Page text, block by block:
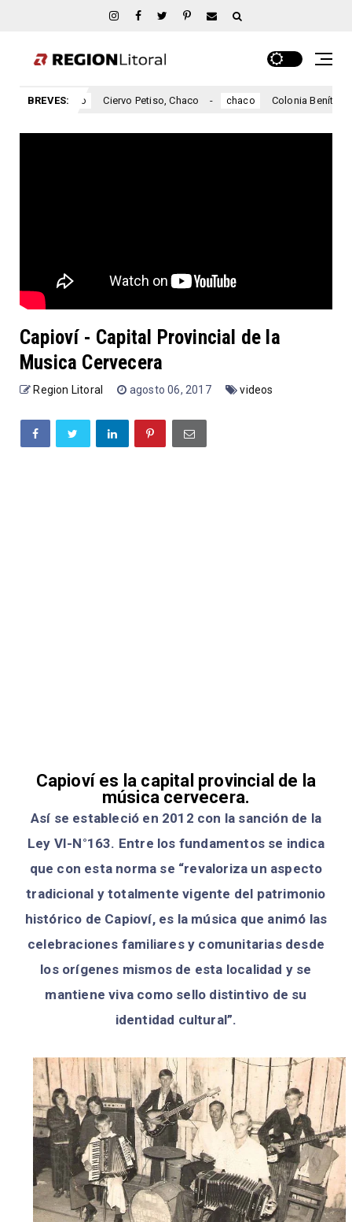
BREVES:
Ciervo Petiso, Chaco chaco Colonia Benítez, Chaco
Capioví - Capital Provincial de la
Musica Cervecera
Region Litoral agosto 06, 2017 videos
Capioví es la capital provincial de la
música cervecera.
Así se estableció en 2012 con la sanción de la
Ley VI-N°163. Entre los fundamentos se indica
que con esta norma se “revaloriza un aspecto
tradicional y totalmente vigente del patrimonio
histórico de Capioví, es la música que animó las
celebraciones familiares y comunitarias desde
los orígenes mismos de esta localidad y se
mantiene viva como sello distintivo de su
identidad cultural”.